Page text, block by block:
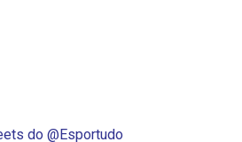
do @Esportudo